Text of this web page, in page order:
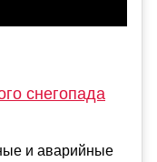
снегопада
и аварийные